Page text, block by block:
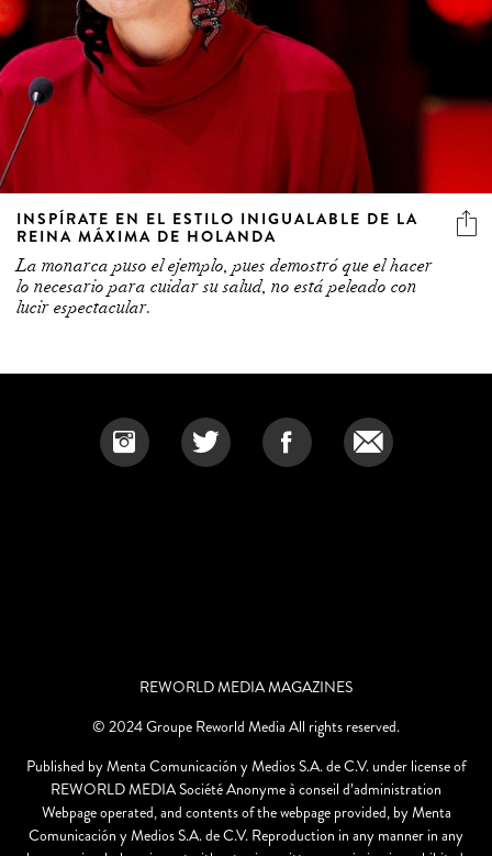
INSPÍRATE EN EL ESTILO INIGUALABLE DE LA
REINA MÁXIMA DE HOLANDA
La monarca puso el ejemplo, pues demostró que el hacer
lo necesario para cuidar su salud, no está peleado con
lucir espectacular.
REWORLD MEDIA MAGAZINES
© 2024 Groupe Reworld Media All rights reserved.
Published by Menta Comunicación y Medios S.A. de C.V. under license of
REWORLD MEDIA Société Anonyme à conseil d’administration
Webpage operated, and contents of the webpage provided, by Menta
Comunicación y Medios S.A. de C.V. Reproduction in any manner in any